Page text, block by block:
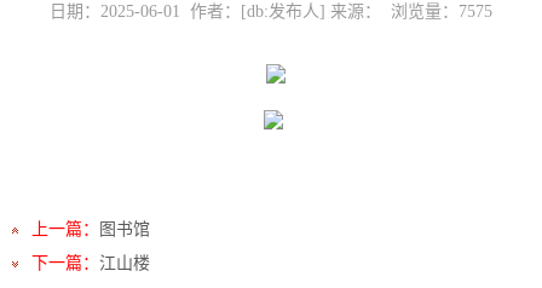
日期：2025-06-01 作者：[db:发布人] 来源： 浏览量： 7575
上一篇：
图书馆
下一篇： 江山楼